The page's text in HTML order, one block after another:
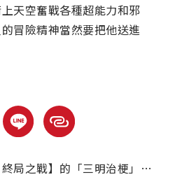
天空奮戰各種超能力和邪
冒險精神當然要把他送進
】的「三明治梗」是這樣來的？